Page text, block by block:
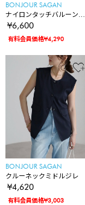
BONJOUR SAGAN
ナイロンタッチバルーンベ
スト
¥6,600
有料会員価格¥4,290
BONJOUR SAGAN
クルーネックミドルジレ
¥4,620
有料会員価格¥3,003